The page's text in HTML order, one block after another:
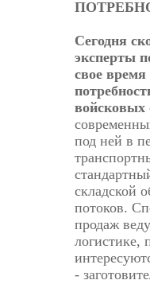
Сегодня
эксперты
свое время
войсковых
под ней в
складской
потоков.
продаж
логистике,
-